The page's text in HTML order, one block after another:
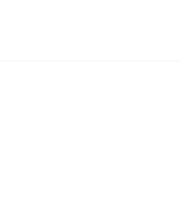
резиновый шнурок, пластиковый стопор